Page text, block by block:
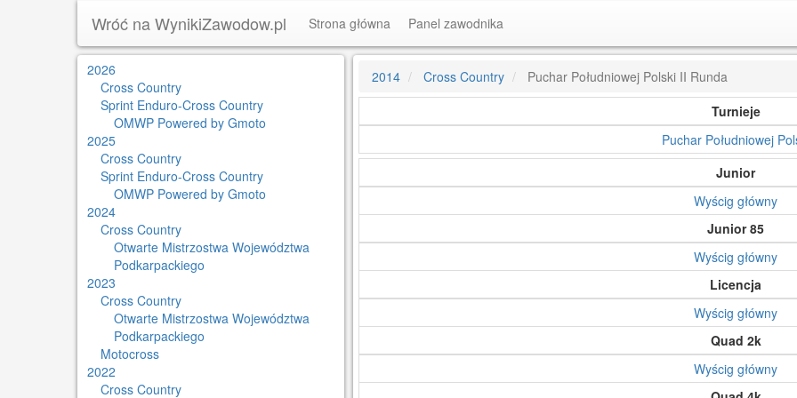
Wróć na WynikiZawodow.pl Strona główna Panel zawodnika
2026
Cross Country
Sprint Enduro-Cross Country
OMWP Powered by Gmoto
2025
Cross Country
Sprint Enduro-Cross Country
OMWP Powered by Gmoto
2024
Cross Country
Otwarte Mistrzostwa Województwa
Podkarpackiego
2023
Cross Country
Otwarte Mistrzostwa Województwa
Podkarpackiego
Motocross
2022
Cross Country
2014 Cross Country
Puchar Południowej Polski II Runda
Turnieje
Puchar Południowej
Junior
Wyścig główny
Junior 85
Wyścig główny
Licencja
Wyścig główny
Quad 2k
Wyścig główny